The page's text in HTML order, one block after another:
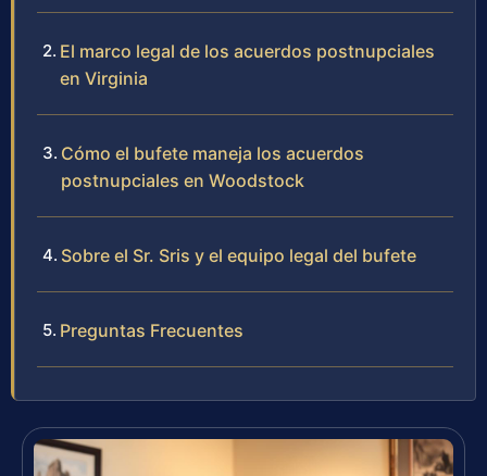
El marco legal de los acuerdos postnupciales
en Virginia
Cómo el bufete maneja los acuerdos
postnupciales en Woodstock
Sobre el Sr. Sris y el equipo legal del bufete
Preguntas Frecuentes